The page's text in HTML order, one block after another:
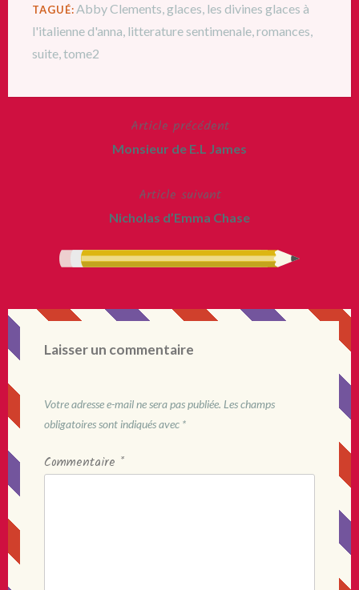
TAGUÉ: Abby Clements,glaces, les divines glaces à
l'italienne d'anna, litterature sentimenale,romances,
suite,tome2
Article précédent
Monsieur de E.L James
Article suivant
Nicholas d’Emma Chase
Laisser un commentaire
Votre adresse e-mail ne sera pas publiée. Les champs
obligatoires sont indiqués avec *
Commentaire *